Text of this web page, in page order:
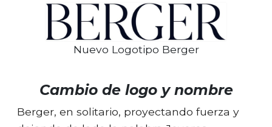
Nuevo Logotipo Berger
Cambio de logo y nombre
Berger, en solitario, proyectando fuerza y